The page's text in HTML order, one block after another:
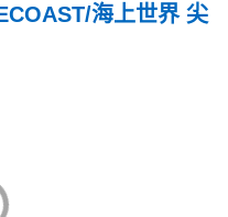
海上世界 尖